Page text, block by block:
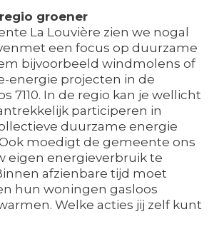
groener
La Louvière zien we nogal
een focus op duurzame
bijvoorbeeld windmolens of
energie projecten in de
7110. In de regio kan je wellicht
participeren in
duurzame energie
moedigt de gemeente ons
eigen energieverbruik te
afzienbare tijd moet
hun woningen gasloos
Welke acties jij zelf kunt